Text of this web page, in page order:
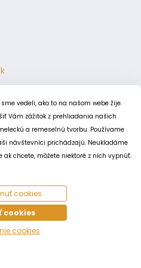
vedeli, ako to na našom webe žije.
Vám zážitok z prehliadania našich
a remeselnú tvorbu. Používame
návštevníci prichádzajú. Neukladáme
chcete, môžete niektoré z nich vypnúť.
cookies
cookies
cookies
osobných údajov
cookie